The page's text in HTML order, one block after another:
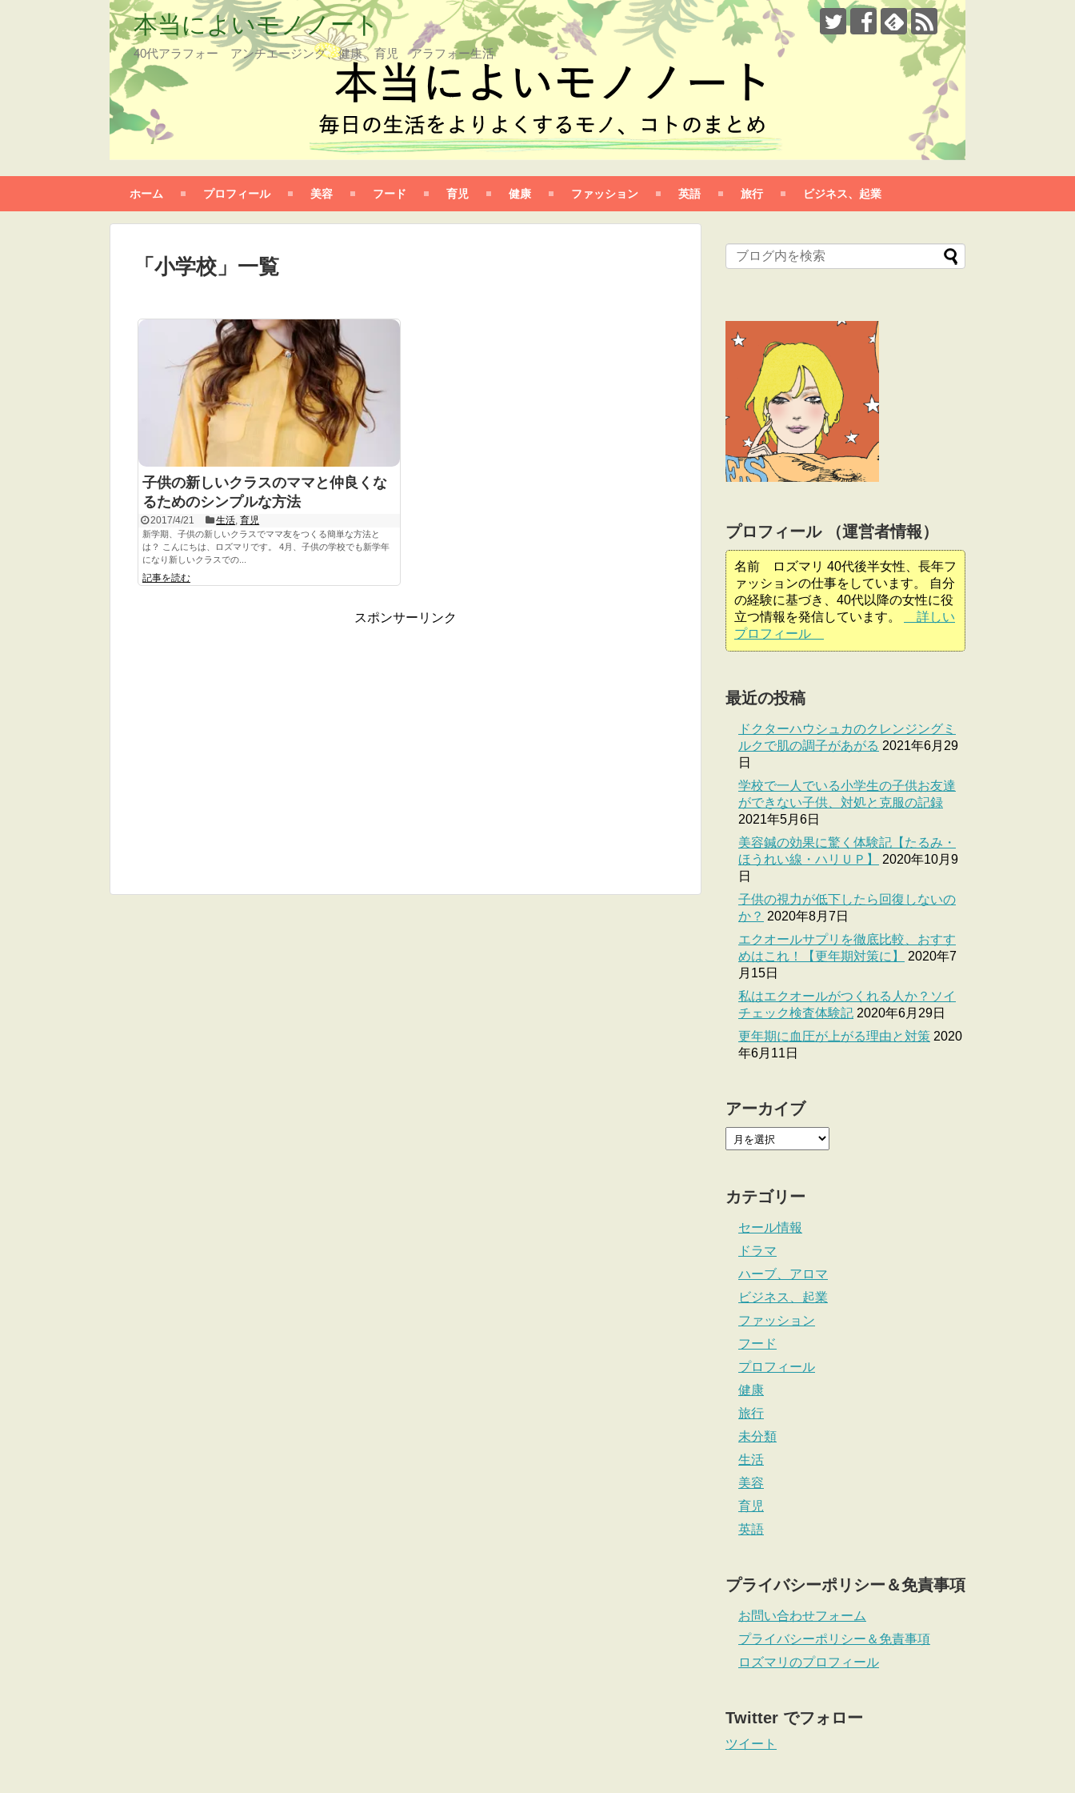
本当によいモノノート
40代アラフォー アンチエージング、健康、育児 アラフォー生活
ホーム プロフィール 美容 フード 育児 健康 ファッション 英語 旅行 ビジネス、起業
「 小学校 」 一覧
子供の新しいクラスのママと仲良くな
るためのシンプルな方法
2017/4/21 生活 ,育児
新学期、子供の新しいクラスでママ友をつくる簡単な方法と
は？ こんにちは、ロズマリです。 4月、子供の学校でも新学年
になり新しいクラスでの...
記事を読む
スポンサーリンク
プロフィール （運営者情報）
名前 ロズマリ 40代後半女性、長年フ
ァッションの仕事をしています。 自分
の経験に基づき、40代以降の女性に役
立つ情報を発信しています。
詳しい
プロフィール
最近の投稿
ドクターハウシュカのクレンジングミ
ルクで肌の調子があがる 2021年6月29
日
学校で一人でいる小学生の子供お友達
ができない子供、対処と克服の記録
2021年5月6日
美容鍼の効果に驚く体験記【たるみ・
ほうれい線・ハリＵＰ】
2020年10月9
日
子供の視力が低下したら回復しないの
か？ 2020年8月7日
エクオールサプリを徹底比較、おすす
めはこれ！【更年期対策に】
2020年7
月15日
私はエクオールがつくれる人か？ソイ
チェック検査体験記 2020年6月29日
更年期に血圧が上がる理由と対策 2020
年6月11日
アーカイブ
カテゴリー
セール情報
ドラマ
ハーブ、アロマ
ビジネス、起業
ファッション
フード
プロフィール
健康
旅行
未分類
生活
美容
育児
英語
プライバシーポリシー＆免責事項
お問い合わせフォーム
プライバシーポリシー＆免責事項
ロズマリのプロフィール
Twitter でフォロー
ツイート